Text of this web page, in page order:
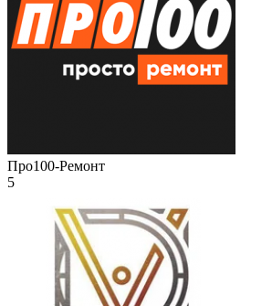
Про100-Ремонт
5